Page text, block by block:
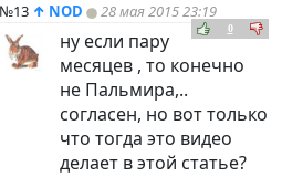
№13 ↑ NOD 28 мая 2015 23:19
0
ну если пару
месяцев , то конечно
не Пальмира,..
согласен, но вот только
что тогда это видео
делает в этой статье?